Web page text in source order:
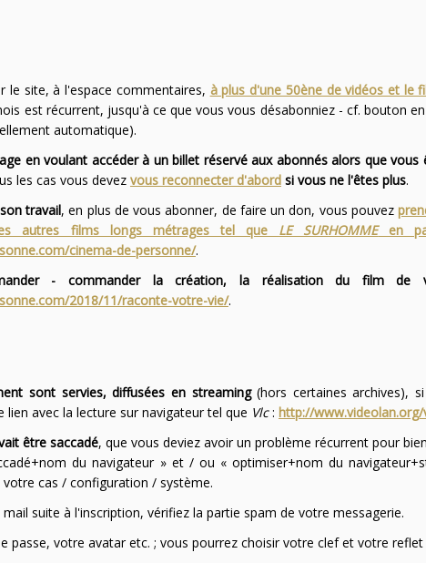
le site, à l'espace commentaires, à plus d'une 50ène de vidéos et le
est récurrent, jusqu'à ce que vous vous désabonniez - cf. bouton
automatique).
en voulant accéder à un billet réservé aux abonnés alors que vous
les cas vous devez vous reconnecter d'abordsi vous ne l'êtes plus.
travail, en plus de vous abonner, de faire un don, vous pouvez
autres films longs métrages tel que LE SURHOMMEen
cinema-de-personne/.
- commander la création, la réalisation du film
2018/11/raconte-votre-vie/.
sont servies, diffusées en streaming(hors certaines archives),
avec la lecture sur navigateur tel que Vlc: http://
être saccadé, que vous deviez avoir un problème récurrent pour
du navigateur » et / ou « optimiser+nom du
cas / configuration / système.
suite à l'inscription, vérifiez la partie spam de votre messagerie.
passe, votre avatar etc. ; vous pourrez choisir votre clef et votre reflet